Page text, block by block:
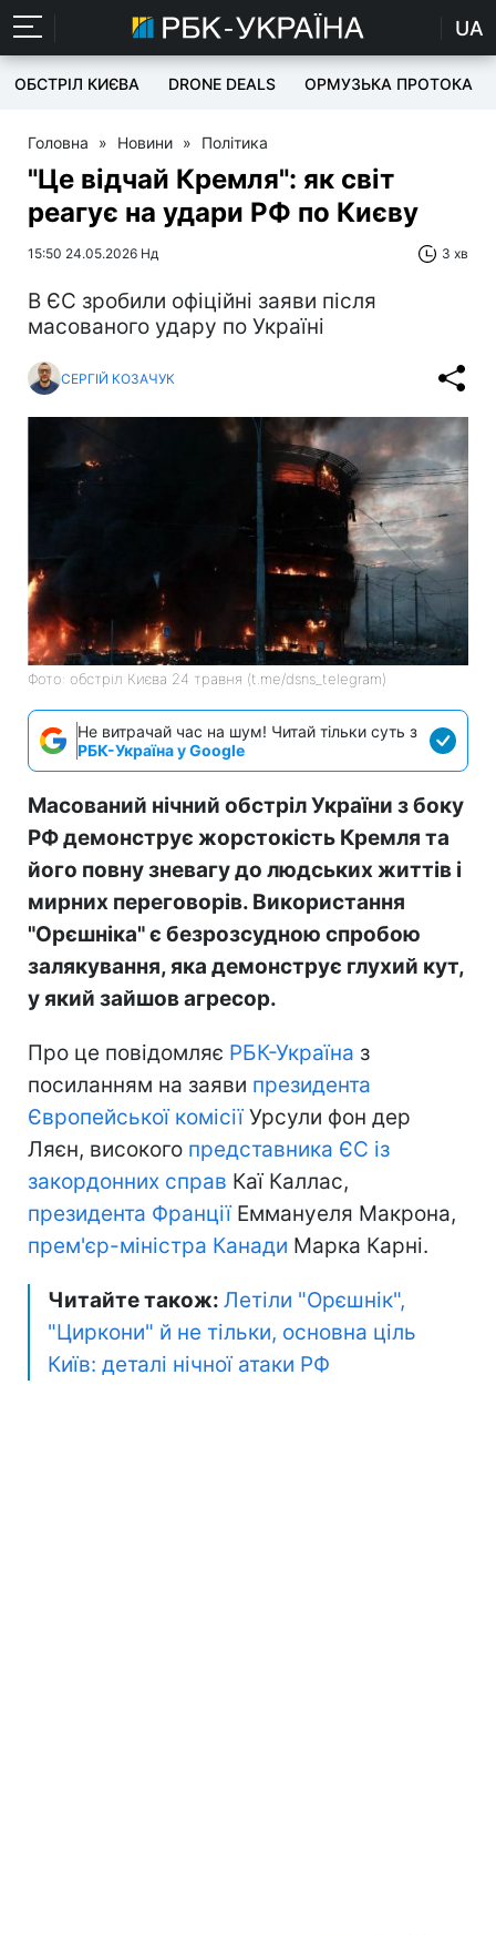
UA
ОБСТРІЛ КИЄВА DRONE DEALS ОРМУЗЬКА ПРОТОКА
Головна » Новини » Політика
"Це відчай Кремля": як світ
реагує на удари РФ по Києву
15:50 24.05.2026 Нд 3 хв
В ЄС зробили офіційні заяви після
масованого удару по Україні
СЕРГІЙ КОЗАЧУК
Фото: обстріл Києва 24 травня (t.me/dsns_telegram)
Не витрачай час на шум! Читай тільки суть з
РБК-Україна у Google
Масований нічний обстріл України з боку
РФ демонструє жорстокість Кремля та
його повну зневагу до людських життів і
мирних переговорів. Використання
"Орєшніка" є безрозсудною спробою
залякування, яка демонструє глухий кут,
у який зайшов агресор.
Про це повідомляє РБК-Україна з
посиланням на заяви президента
Європейської комісіїУрсули фон дер
Ляєн, високого представника ЄС із
закордонних справ Каї Каллас,
президента ФранціїЕммануеля Макрона,
прем'єр-міністра Канади Марка Карні.
Читайте також: Летіли "Орєшнік",
"Циркони" й не тільки, основна ціль
Київ: деталі нічної атаки РФ